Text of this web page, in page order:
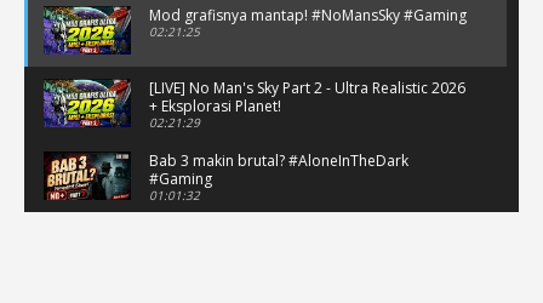
Mod grafisnya mantap! #NoMansSky #Gaming
02:21:25
[LIVE] No Man's Sky Part 2 - Ultra Realistic 2026
+ Eksplorasi Planet!
02:21:29
Bab 3 makin brutal? #AloneInTheDark
#Gaming
01:01:32